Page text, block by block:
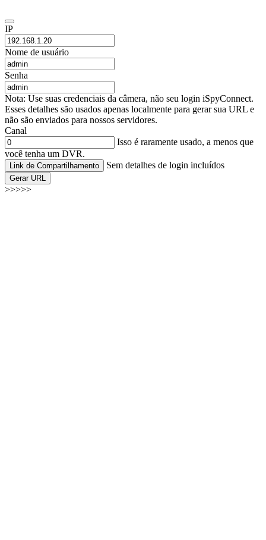
IP
Nome de usuário
Senha
Nota: Use suas credenciais da câmera, não seu login iSpyConnect.
Esses detalhes são usados apenas localmente para gerar sua URL e
não são enviados para nossos servidores.
Canal
Isso é raramente usado, a menos que
você tenha um DVR.
Link de Compartilhamento Sem detalhes de login incluídos
Gerar URL
>>>>>